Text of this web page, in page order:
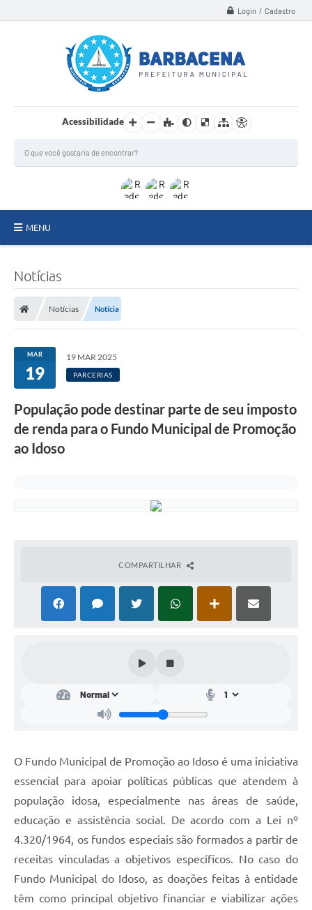
Login / Cadastro
Acessibilidade
MENU
Meio Ambiente
Ouvidoria
Serviços
Visite Barbacena
PPA - PLANO PLURIANUAL 2026/2029
PCA (Planos de Contratações Anuais)
PNAB 2026 - Ciclo 2
Plano Diretor e Mobilidade Urbana
3º Jornada Empreendedora BQ
Festival Gastronômico
Emprega Barbacena
Notícias
Notícias Notícia
MAR
19
19 MAR 2025
PARCERIAS
População pode destinar parte de seu imposto
de renda para o Fundo Municipal de Promoção
ao Idoso
COMPARTILHAR
O Fundo Municipal de Promoção ao Idoso é uma iniciativa
essencial para apoiar políticas públicas que atendem à
população idosa, especialmente nas áreas de saúde,
educação e assistência social. De acordo com a Lei nº
4.320/1964, os fundos especiais são formados a partir de
receitas vinculadas a objetivos específicos. No caso do
Fundo Municipal do Idoso, as doações feitas à entidade
têm como principal objetivo financiar e viabilizar ações